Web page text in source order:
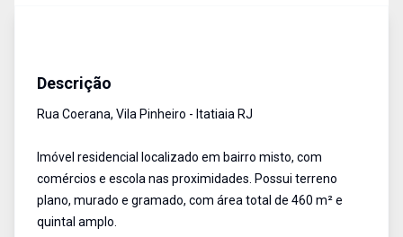
Descrição
Rua Coerana, Vila Pinheiro - Itatiaia RJ
Imóvel residencial localizado em bairro misto, com
comércios e escola nas proximidades. Possui terreno
plano, murado e gramado, com área total de 460 m² e
quintal amplo.